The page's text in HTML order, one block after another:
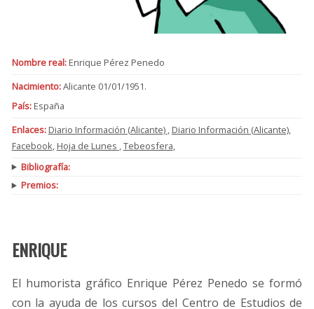
Nombre real:Enrique Pérez Penedo
Nacimiento:Alicante 01/01/1951.
País:España
Enlaces: Diario Información (Alicante) Diario Información (Alicante),
Facebook Hoja de Lunes Tebeosfera
Bibliografía:
Premios:
ENRIQUE
El humorista gráfico Enrique Pérez Penedo se formó
con la ayuda de los cursos del Centro de Estudios de